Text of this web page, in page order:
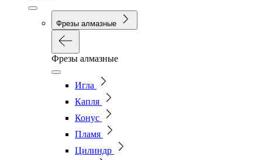
Фрезы алмазные
Фрезы алмазные
Игла
Капля
Конус
Пламя
Цилиндр